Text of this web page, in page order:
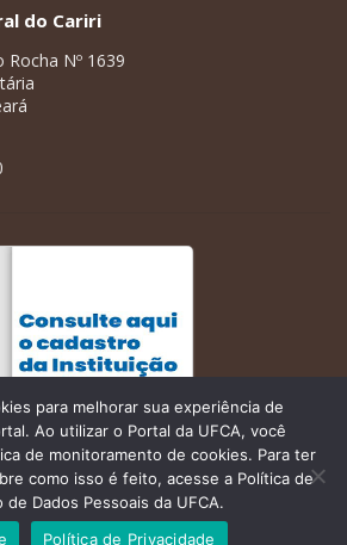
do Cariri
Rocha Nº 1639
para melhorar sua experiência de
Ao utilizar o Portal da UFCA, você
de monitoramento de cookies. Para ter
como isso é feito, acesse a Política de
de Dados Pessoais da UFCA.
Política de Privacidade